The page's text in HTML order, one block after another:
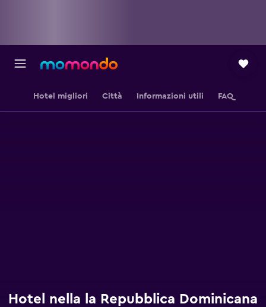
Hotel migliori Città Informazioni utili FAQ
Hotel nella la Repubblica Dominicana